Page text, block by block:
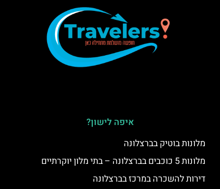
איפה לישון?
מלונות בוטיק בברצלונה
מלונות 5 כוכבים בברצלונה – בתי מלון יוקרתיים
דירות להשכרה במרכז בברצלונה